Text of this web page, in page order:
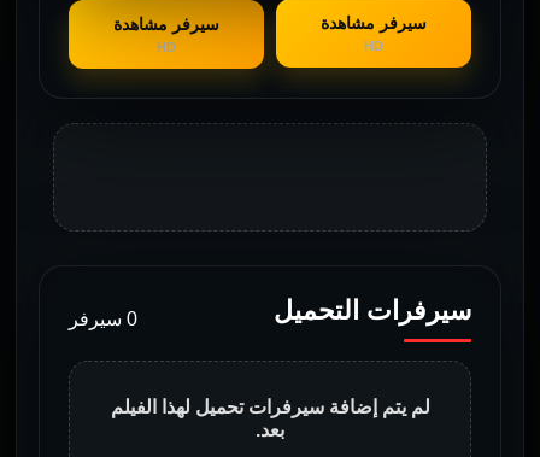
سيرفر مشاهدة
HD
سيرفر مشاهدة
HD
سيرفرات التحميل 0 سيرفر
لم يتم إضافة سيرفرات تحميل لهذا الفيلم
بعد.